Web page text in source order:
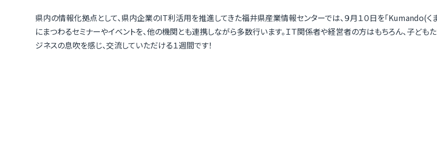
県内の情報化拠点として、県内企業のIT利活用を推進してきた福井県産業情報センターでは、９月１０日を「Kumando(く
にまつわるセミナーやイベントを、他の機関とも連携しながら多数行います。ＩＴ関係者や経営者の方はもちろん、子ど
ジネスの息吹を感じ、交流していただける１週間です！